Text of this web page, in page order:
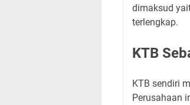
dimaksud
terlengkap.
KTB
KTB sendiri
Perusahaan